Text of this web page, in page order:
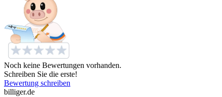
Noch keine Bewertungen vorhanden.
Schreiben Sie die erste!
Bewertung schreiben
billiger.de